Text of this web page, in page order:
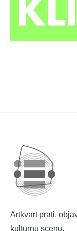
Artkvart prati,
kulturnu scenu.